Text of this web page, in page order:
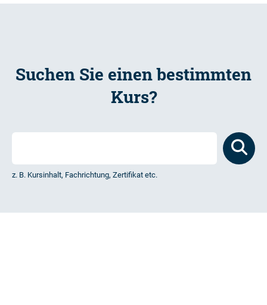
Suchen Sie einen bestimmten
Kurs?
z. B. Kursinhalt, Fachrichtung, Zertifikat etc.